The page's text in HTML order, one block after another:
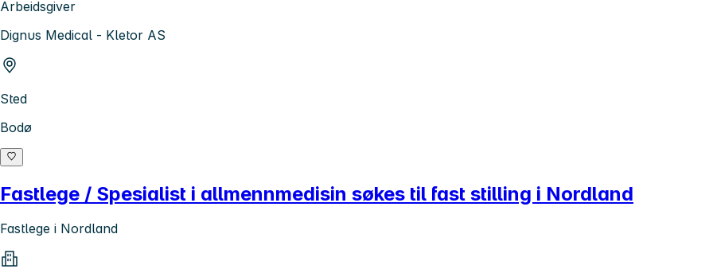
Arbeidsgiver
Dignus Medical - Kletor AS
Sted
Bodø
Fastlege / Spesialist i allmennmedisin søkes til fast stilling i Nordland
Fastlege i Nordland